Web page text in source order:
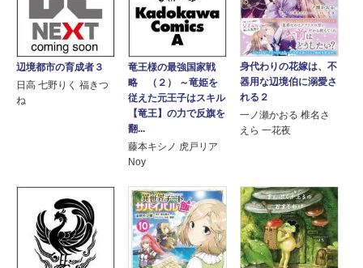
辺境都市の育成者３
日高 七野りく 福きつ
ね
竜王様の最強国家戦
略 （２） ～竜姫を
従えた元王子はスキル
【竜王】の力で反旗を
翻...
藤本キシノ 虎戸リア
Noy
身代わりの花嫁は、不
器用な辺境伯に溺愛さ
れる２
一ノ瀬かおる 椎名さ
えら 一花夜